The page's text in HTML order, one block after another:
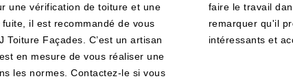
une vérification de toiture et une
il est recommandé de vous
Toiture Façades. C’est un artisan
en mesure de vous réaliser une
les normes. Contactez-le si vous
faire le travail
remarquer qu'il
intéressants et